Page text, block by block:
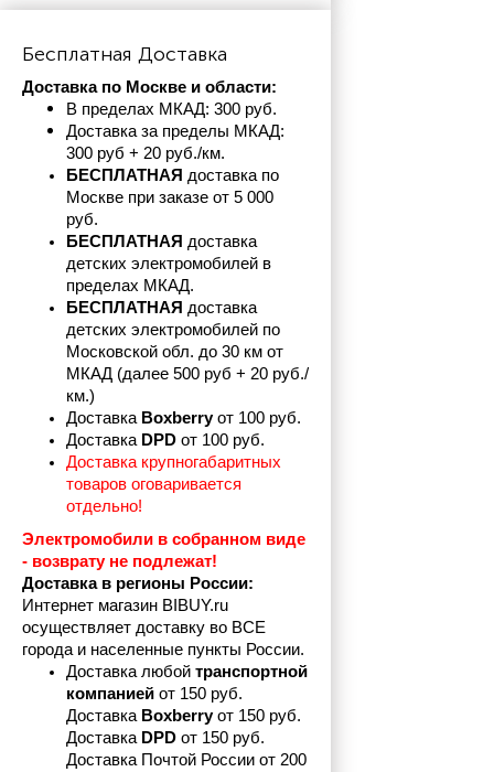
Бесплатная Доставка
Доставка по Москве и области:
В пределах МКАД: 300 руб.
Доставка за пределы МКАД:
300 руб + 20 руб./км.
БЕСПЛАТНАЯ доставка по
Москве при заказе от 5 000
руб.
БЕСПЛАТНАЯ доставка
детских электромобилей в
пределах МКАД.
БЕСПЛАТНАЯ доставка
детских электромобилей по
Московской обл. до 30 км от
МКАД (далее 500 руб + 20 руб./
км.)
Доставка Boxberry от 100 руб.
Доставка DPD от 100 руб.
Доставка крупногабаритных
товаров оговаривается
отдельно!
Электромобили в собранном виде
- возврату не подлежат!
Доставка в регионы России:
Интернет магазин BIBUY.ru
осуществляет доставку во ВСЕ
города и населенные пункты России.
Доставка любой транспортной
компанией от 150 руб.
Доставка Boxberry от 150 руб.
Доставка DPD от 150 руб.
Доставка Почтой России от 200